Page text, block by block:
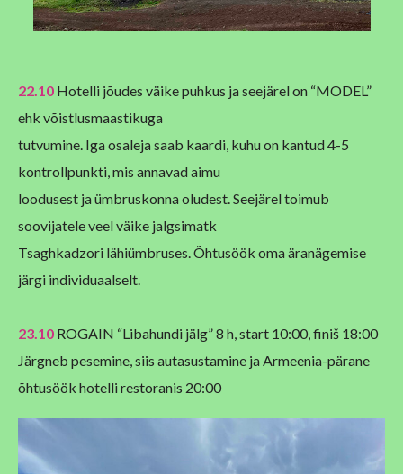
22.10 Hotelli jõudes väike puhkus ja seejärel on “MODEL”
ehk võistlusmaastikuga
tutvumine. Iga osaleja saab kaardi, kuhu on kantud 4-5
kontrollpunkti, mis annavad aimu
loodusest ja ümbruskonna oludest. Seejärel toimub
soovijatele veel väike jalgsimatk
Tsaghkadzori lähiümbruses. Õhtusöök oma äranägemise
järgi individuaalselt.
23.10 ROGAIN “Libahundi jälg” 8 h, start 10:00, finiš 18:00
Järgneb pesemine, siis autasustamine ja Armeenia-pärane
õhtusöök hotelli restoranis 20:00